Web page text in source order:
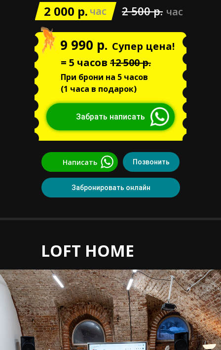
час
2 000 р. час 2 500 р.
Супер цена!
Забрать написать
При брони на 5 часов
(1 часа в подарок)
9 990 р.
= 5 часов 12 500 р.
Забронировать онлайн
Позвонить
Написать
LOFT HOME